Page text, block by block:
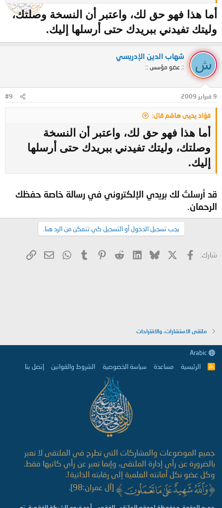
أما هذا فهو حق لك، واعتبر أن النسخة وصلتك،
وليتك تفيدني ببريدك حتى أرسلها إليك.
ش
شهاب الدين الإدريسي
:: عضو مؤسس ::
9 فبراير 2009 #9
فؤاد يحيى هاشم قال:
أما هذا فهو حق لك، واعتبر أن النسخة
وصلتك، وليتك تفيدني ببريدك حتى أرسلها
إليك.
قد أرسلتُ لك بريدي الإلكتروني في رسالة خاصة حفظك
الرحمان.
يجب تسجيل الدخول أو التسجيل كي تتمكن من الرد هنا.
شارك: فيسبوك Bluesky
LinkedIn
Reddit
Pinterest
Tumblr
WhatsApp
البريد
ملتقى الاستشارات، والاقتراحات
R
الرئيسية مساعدة سياسة الخصوصية الشروط والقوانين إتصل بنا
جميع الموضوعات والمشاركات التي تطرح في الملتقى لا تعبر
بالضرورة عن رأي إدارة الملتقى، وإنما تعبر عن رأي كاتبها فقط.
وكل عضو نكل أمانته العلمية إلى رقابته الذاتية!.
[آل عمران:98].